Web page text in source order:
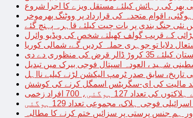
بھر کی رہائش کیلئے مستقل ویزے کا اجرا شروع
نئی جنگ بندی پر بات چیت کیلئے قاہرہ پہنچ گئے
کے قریب گولف کھیلتے شخص کی ویڈیو وائرل
دلایا تو جوہری حملہ کردیں گے، شمالی کوریا
قرض کی منظوری دے دی
تاریخ، سابق صدر ٹرمپ الیکشن لڑنے کیلیے نااہل
ہوگئی، 700 افراد زخمی
ہم جنس پرستی پر سزائیں ختم کرنے کا مطالبہ